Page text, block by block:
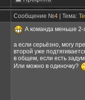
Сообщение №4 | Тема:
А команда меньше 2-
а если серьёзно, могу
второй уже
в общем, если есть
Или можно в одиночку?